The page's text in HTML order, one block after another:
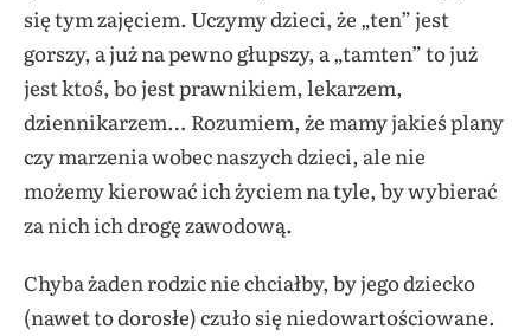
się tym zajęciem. Uczymy dzieci, że „ten” jest
gorszy, a już na pewno głupszy, a „tamten” to już
jest ktoś, bo jest prawnikiem, lekarzem,
dziennikarzem… Rozumiem, że mamy jakieś plany
czy marzenia wobec naszych dzieci, ale nie
możemy kierować ich życiem na tyle, by wybierać
za nich ich drogę zawodową.
Chyba żaden rodzic nie chciałby, by jego dziecko
(nawet to dorosłe) czuło się niedowartościowane.